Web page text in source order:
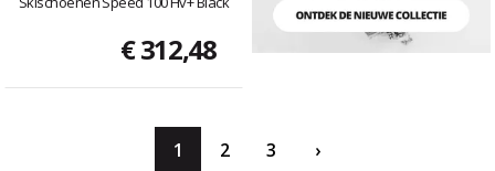
€ 312,48
1 2 3 ›